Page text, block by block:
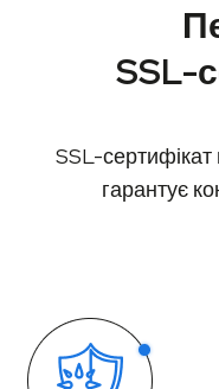
SSL-
SSL-сертифікат
гарантує